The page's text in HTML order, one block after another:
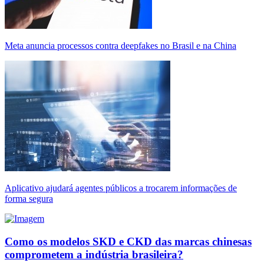
Meta anuncia processos contra deepfakes no Brasil e na China
Aplicativo ajudará agentes públicos a trocarem informações de
forma segura
Como os modelos SKD e CKD das marcas chinesas
comprometem a indústria brasileira?